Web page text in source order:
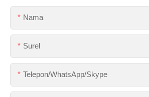
Nama
Surel
Telepon/WhatsApp/Skype